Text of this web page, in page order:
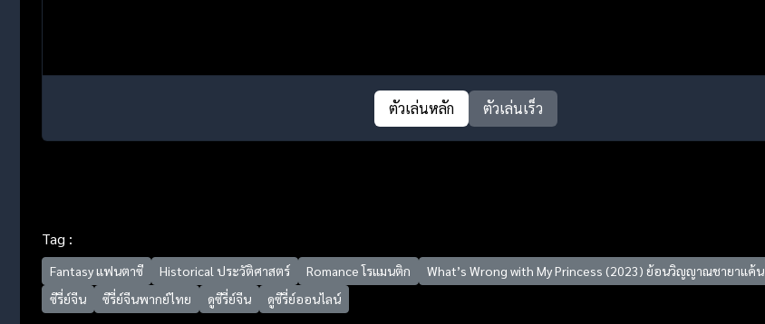
ตัวเล่นหลัก ตัวเล่นเร็ว
Tag :
Fantasy แฟนตาซี Historical ประวัติศาสตร์ Romance โรแมนติก
What’s Wrong with My Princess (2023) ย้อนวิญญาณชายาแค้น
ซีรี่ย์จีน
ซีรี่ย์จีนพากย์ไทย ดูซีรี่ย์จีน ดูซีรี่ย์ออนไลน์